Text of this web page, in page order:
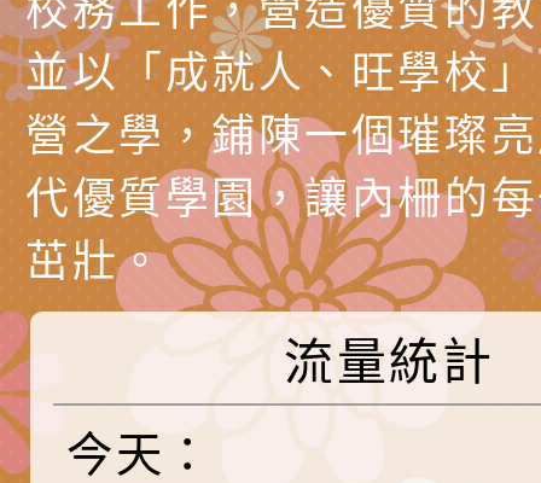
心怡心理師主講】線
座
上半年高國中小學學
生諮詢服務
緒及行為問題支持資
114學年度第2學期
務實施計畫」
檢送桃園市政府LCD
（圖）片
檢送桃園市政府LED
字稿及LCD託播影（
轉知有關我國身心障
公約（CRPD）第三
告條約專要文件及附
告
函轉本府新聞處115
安全宣導標語播放表
宣導影像素材
檢送桃園市政府消防
宣導影片」宣導短片
https://reurl.cc/
轉知本市特殊教育學
行為問題支持資源中
「桃園市114學年度
函轉農業部酪農產業
乳相關宣導推廣圖卡
檢送桃園市政府LED
校務工作，營造優質的
並以「成就人、旺學校
營之學，鋪陳一個璀璨
代優質學園，讓內柵的
茁壯。
流量統計
今天：